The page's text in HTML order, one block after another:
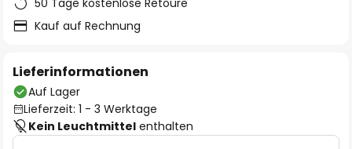
50 Tage kostenlose Retoure
Kauf auf Rechnung
Lieferinformationen
Auf Lager
Lieferzeit: 1 - 3 Werktage
Kein Leuchtmittel enthalten